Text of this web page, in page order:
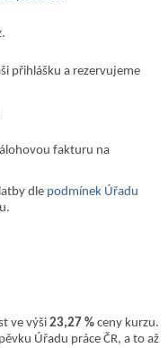
přihlášku a rezervujeme
fakturu na
dle podmínek Úřadu
ve výši 23,27 % ceny kurzu.
Úřadu práce ČR, a to až